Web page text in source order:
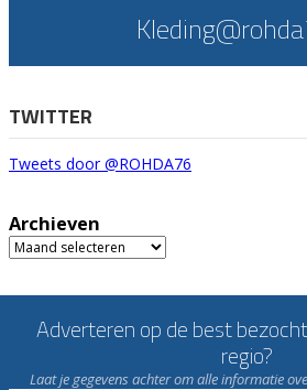
TWITTER
Tweets door @ROHDA76
Archieven
Archieven
Adverteren op de best
regio?
Laat je gegevens achter om alle informatie